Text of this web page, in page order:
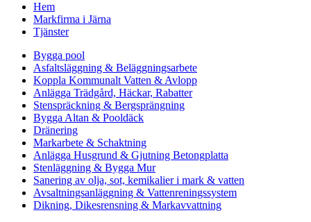
Hem
Markfirma i Järna
Tjänster
Bygga pool
Asfaltsläggning & Beläggningsarbete
Koppla Kommunalt Vatten & Avlopp
Anlägga Trädgård, Häckar, Rabatter
Stenspräckning & Bergsprängning
Bygga Altan & Pooldäck
Dränering
Markarbete & Schaktning
Anlägga Husgrund & Gjutning Betongplatta
Stenläggning & Bygga Mur
Sanering av olja, sot, kemikalier i mark & vatten
Avsaltningsanläggning & Vattenreningssystem
Dikning, Dikesrensning & Markavvattning